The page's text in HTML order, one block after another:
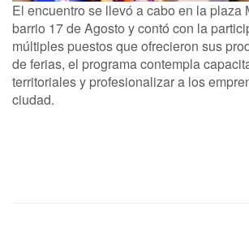
El encuentro se llevó a cabo en la plaza
barrio 17 de Agosto y contó con la
múltiples puestos que ofrecieron sus
de ferias, el programa contempla
territoriales y profesionalizar a los
ciudad.